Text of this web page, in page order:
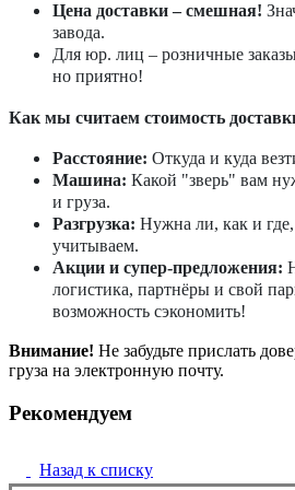
Цена доставки – смешная!
завода.
Для юр. лиц – розничные
но приятно!
Как мы считаем стоимость
Расстояние: Откуда и куда
Машина: Какой "зверь" вам
и груза.
Разгрузка: Нужна ли, как и
учитываем.
Акции и супер-предложения:
логистика, партнёры и свой
возможность сэкономить!
Внимание! Не забудьте прислать
груза на электронную почту.
Рекомендуем
Назад к списку